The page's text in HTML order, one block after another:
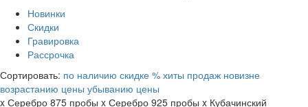
Новинки
Скидки
Гравировка
Рассрочка
Сортировать: по наличию скидке % хиты продаж новизне
возрастанию цены убыванию цены
x Серебро 875 пробы x Серебро 925 пробы x Кубачинский